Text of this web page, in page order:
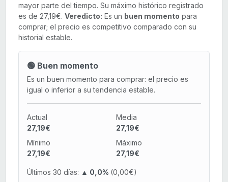
mayor parte del tiempo. Su máximo histórico registrado
es de 27,19€. Veredicto: Es un buen momento para
comprar; el precio es competitivo comparado con su
historial estable.
🟢 Buen momento
Es un buen momento para comprar: el precio es
igual o inferior a su tendencia estable.
Actual
27,19€
Media
27,19€
Mínimo
27,19€
Máximo
27,19€
Últimos 30 días: ▲ 0,0% (0,00€)